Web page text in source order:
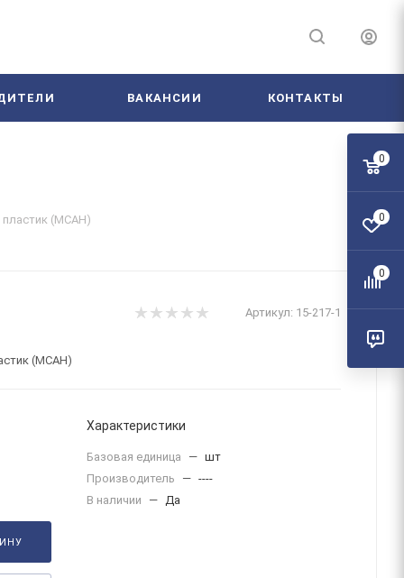
ВАКАНСИИ КОНТАКТЫ
пластик (МСАН)
Артикул: 15-217-1
(МСАН)
Характеристики
Базовая единица — шт
Производитель
— ----
В наличии
— Да
0
0
0